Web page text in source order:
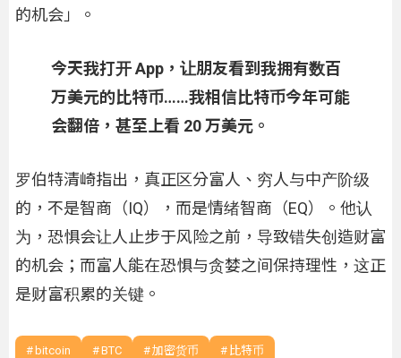
的机会」。
今天我打开 App，让朋友看到我拥有数百
万美元的比特币……我相信比特币今年可能
会翻倍，甚至上看 20 万美元。
罗伯特清崎指出，真正区分富人、穷人与中产阶级
的，不是智商（IQ），而是情绪智商（EQ）。他认
为，恐惧会让人止步于风险之前，导致错失创造财富
的机会；而富人能在恐惧与贪婪之间保持理性，这正
是财富积累的关键。
bitcoin BTC 加密货币 比特币